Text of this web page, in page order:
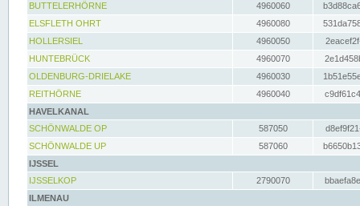
BUTTELERHÖRNE
4960060
ELSFLETH OHRT
4960080
HOLLERSIEL
4960050
HUNTEBRÜCK
4960070
OLDENBURG-DRIELAKE
4960030
REITHÖRNE
4960040
HAVELKANAL
SCHÖNWALDE OP
587050
SCHÖNWALDE UP
587060
IJSSEL
IJSSELKOP
2790070
ILMENAU